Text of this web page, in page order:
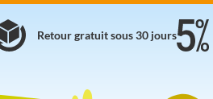
Retour gratuit sous 30 jours